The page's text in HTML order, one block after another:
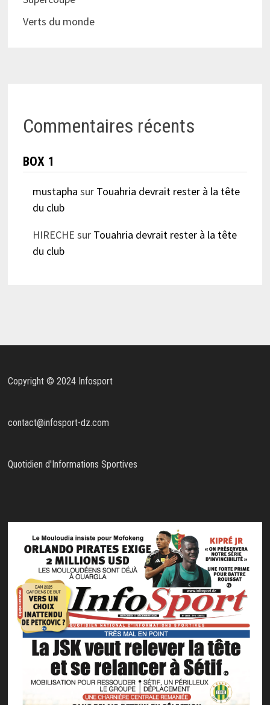
Verts du monde
Commentaires récents
BOX 1
mustapha sur Touahria devrait rester à la tête
du club
HIRECHE sur Touahria devrait rester à la tête
du club
Copyright © 2024 Infosport
contact@infosport-dz.com
Quotidien d'Informations Sportives